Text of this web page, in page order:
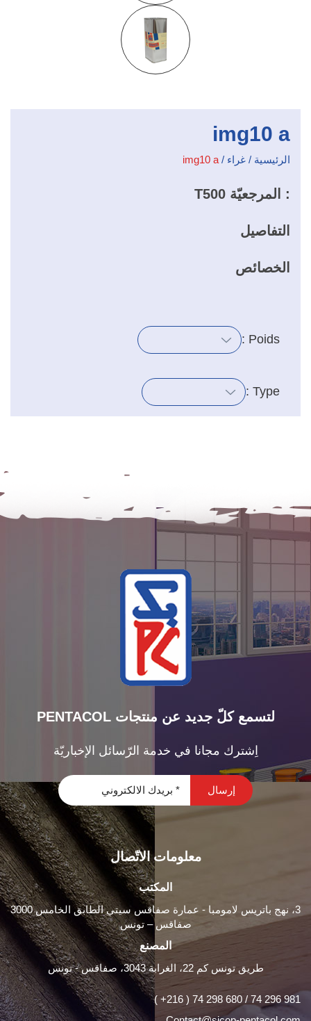
img10 a
الرئيسية / غراء /
img10 a
: المرجعيّة T500
التفاصيل
الخصائص
Poids :
Type :
PENTACOL لتسمع كلّ جديد عن منتجات
اِشترك مجانا في خدمة الرّسائل الإخباريّة
معلومات الاتّصال
المكتب
3، نهج باتريس لامومبا - عمارة صفاقس سيتي الطابق الخامس 3000
صفاقس – تونس
المصنع
طريق تونس كم 22، الغرابة 3043، صفاقس - تونس
( +216 ) 74 298 680 / 74 296 981